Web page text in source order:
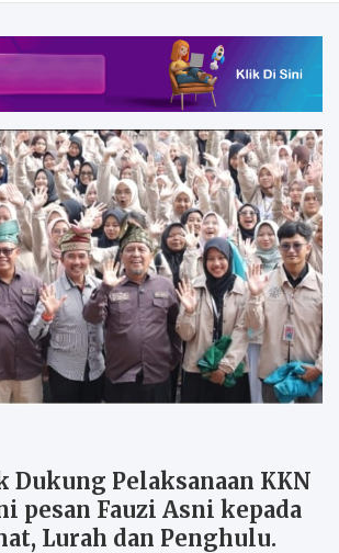
Dukung Pelaksanaan KKN
pesan Fauzi Asni kepada
Lurah dan Penghulu.